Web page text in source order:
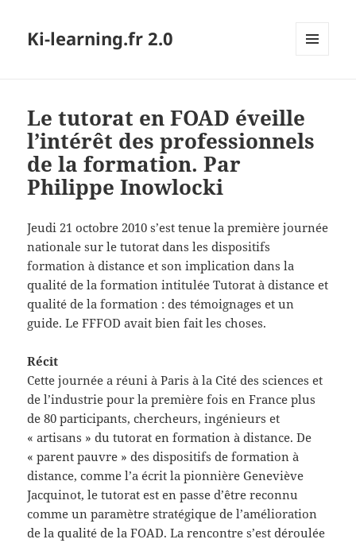
Ki-learning.fr 2.0
Le tutorat en FOAD éveille
l’intérêt des professionnels
de la formation. Par
Philippe Inowlocki
Jeudi 21 octobre 2010 s’est tenue la première journée
nationale sur le tutorat dans les dispositifs
formation à distance et son implication dans la
qualité de la formation intitulée Tutorat à distance et
qualité de la formation : des témoignages et un
guide. Le FFFOD avait bien fait les choses.
Récit
Cette journée a réuni à Paris à la Cité des sciences et
de l’industrie pour la première fois en France plus
de 80 participants, chercheurs, ingénieurs et
« artisans » du tutorat en formation à distance. De
« parent pauvre » des dispositifs de formation à
distance, comme l’a écrit la pionnière Geneviève
Jacquinot, le tutorat est en passe d’être reconnu
comme un paramètre stratégique de l’amélioration
de la qualité de la FOAD. La rencontre s’est déroulée